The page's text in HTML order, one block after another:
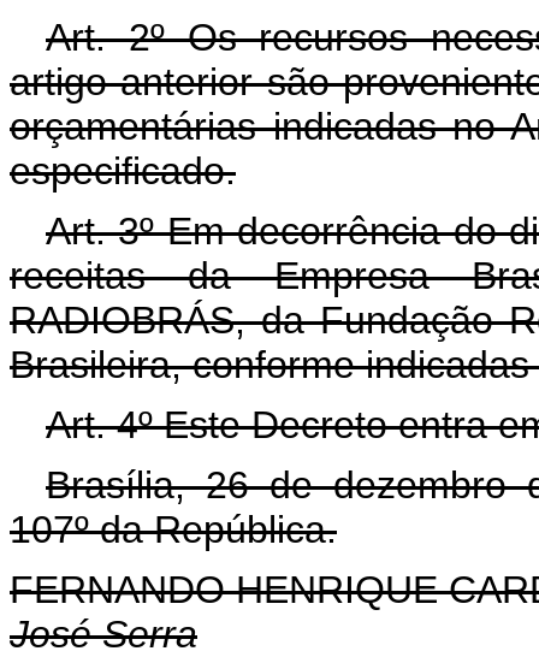
Art. 2º Os recursos
artigo anterior são
orçamentárias indicadas no
especificado.
Art. 3º Em decorrência do
receitas da Empresa
RADIOBRÁS, da Fundação
Brasileira, conforme
Art. 4º Este Decreto entra
Brasília, 26 de dezembro
107º da República.
FERNANDO HENRIQUE
José Serra